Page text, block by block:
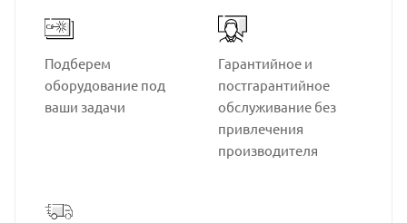
Подберем
оборудование под
ваши задачи
Гарантийное и
постгарантийное
обслуживание без
привлечения
производителя